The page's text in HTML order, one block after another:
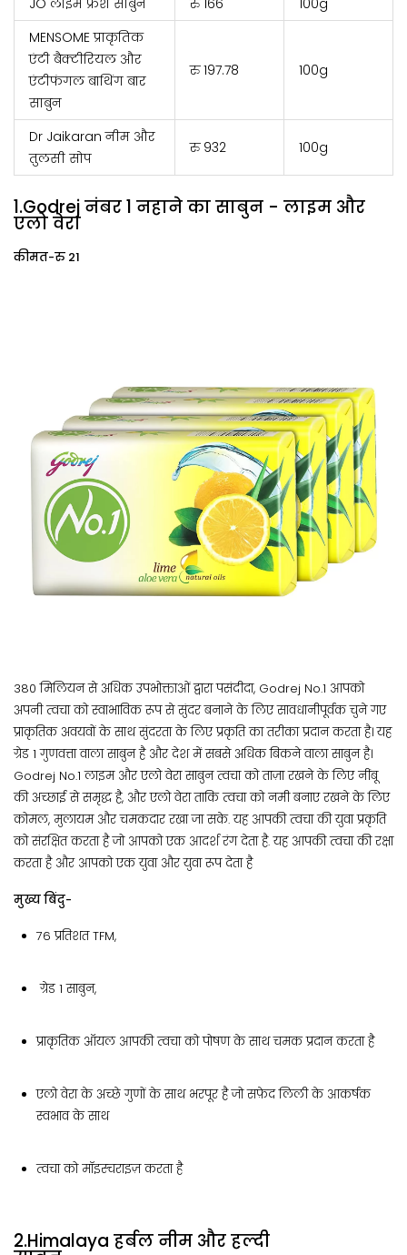
MENSOME प्राकृतिक
एंटी बैक्टीरियल और
एंटीफंगल बाथिंग बार
साबुन
रु 197.78 100g
Dr Jaikaran नीम और
तुलसी सोप
रु 932 100g
1.Godrej नंबर 1 नहाने का साबुन - लाइम और
एलो वेरा
कीमत-रु 21
380 मिलियन से अधिक उपभोक्ताओं द्वारा पसंदीदा, Godrej No.1 आपको
अपनी त्वचा को स्वाभाविक रूप से सुंदर बनाने के लिए सावधानीपूर्वक चुने गए
प्राकृतिक अवयवों के साथ सुंदरता के लिए प्रकृति का तरीका प्रदान करता है। यह
ग्रेड 1 गुणवत्ता वाला साबुन है और देश में सबसे अधिक बिकने वाला साबुन है।
Godrej No.1 लाइम और एलो वेरा साबुन त्वचा को ताज़ा रखने के लिए नींबू
की अच्छाई से समृद्ध है, और एलो वेरा ताकि त्वचा को नमी बनाए रखने के लिए
कोमल, मुलायम और चमकदार रखा जा सके. यह आपकी त्वचा की युवा प्रकृति
को संरक्षित करता है जो आपको एक आदर्श रंग देता है. यह आपकी त्वचा की रक्षा
करता है और आपको एक युवा और युवा रूप देता है
मुख्य बिंदु-
76 प्रतिशत TFM,
ग्रेड 1 साबुन,
प्राकृतिक ऑयल आपकी त्वचा को पोषण के साथ चमक प्रदान करता है
एलो वेरा के अच्छे गुणों के साथ भरपूर है जो सफ़ेद लिली के आकर्षक
स्वभाव के साथ
त्वचा को मॉइस्चराइज़ करता है
2.Himalaya हर्बल नीम और हल्दी